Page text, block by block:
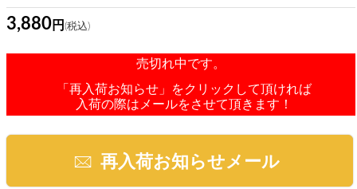
3,880
売切れ中です。
「再入荷お知らせ」をクリックして頂ければ
入荷の際はメールをさせて頂きます！
再入荷お知らせメール